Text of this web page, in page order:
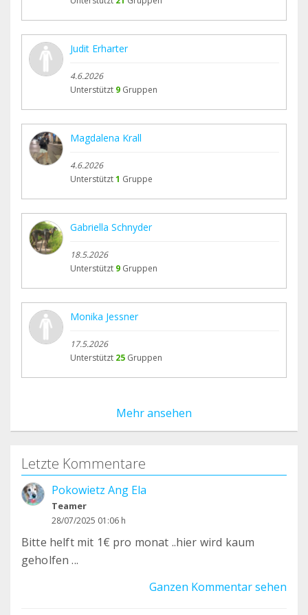
Judit Erharter
4.6.2026
Unterstützt 9 Gruppen
Magdalena Krall
4.6.2026
Unterstützt1 Gruppe
Gabriella Schnyder
18.5.2026
Unterstützt 9 Gruppen
Monika Jessner
17.5.2026
Unterstützt 25 Gruppen
Mehr ansehen
Letzte Kommentare
Pokowietz Ang Ela
Teamer
28/07/2025 01:06 h
Bitte helft mit 1€ pro monat ..hier wird kaum
geholfen ...
Ganzen Kommentar sehen